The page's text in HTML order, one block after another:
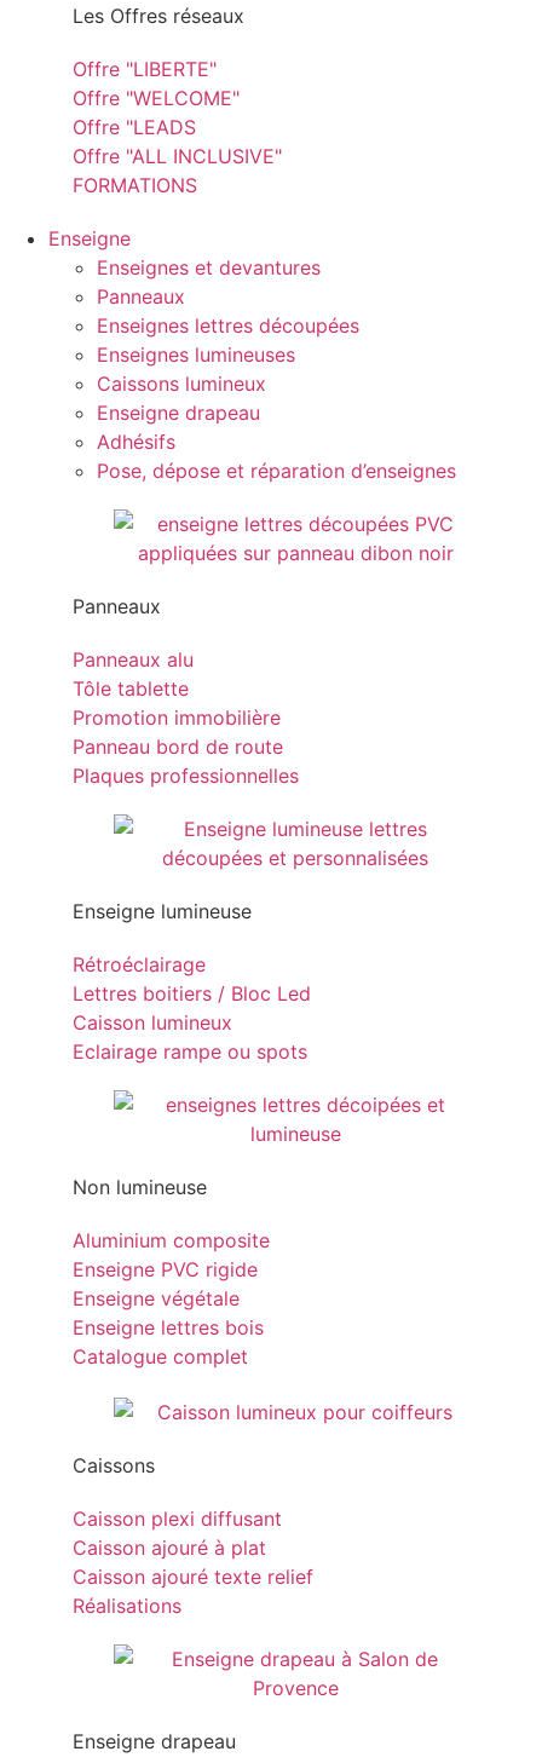
Les Offres réseaux
Offre "LIBERTE"
Offre "WELCOME"
Offre "LEADS
Offre "ALL INCLUSIVE"
FORMATIONS
Enseigne
Enseignes et devantures
Panneaux
Enseignes lettres découpées
Enseignes lumineuses
Caissons lumineux
Enseigne drapeau
Adhésifs
Pose, dépose et réparation d’enseignes
Panneaux
Panneaux alu
Tôle tablette
Promotion immobilière
Panneau bord de route
Plaques professionnelles
Enseigne lumineuse
Rétroéclairage
Lettres boitiers / Bloc Led
Caisson lumineux
Eclairage rampe ou spots
Non lumineuse
Aluminium composite
Enseigne PVC rigide
Enseigne végétale
Enseigne lettres bois
Catalogue complet
Caissons
Caisson plexi diffusant
Caisson ajouré à plat
Caisson ajouré texte relief
Réalisations
Enseigne drapeau